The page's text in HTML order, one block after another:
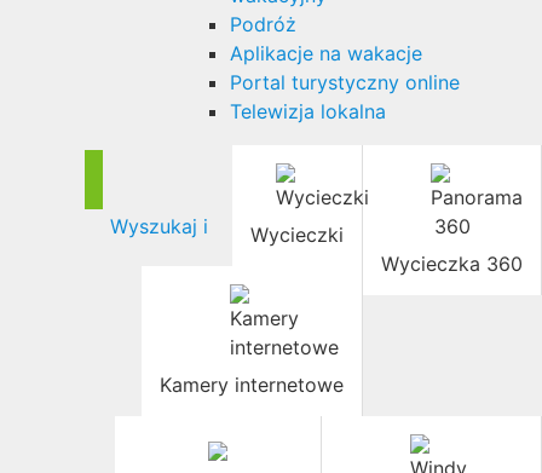
Podróż
Aplikacje na wakacje
Portal turystyczny online
Telewizja lokalna
Wycieczka 360
Wycieczki
Kamery internetowe
Wyszukaj i